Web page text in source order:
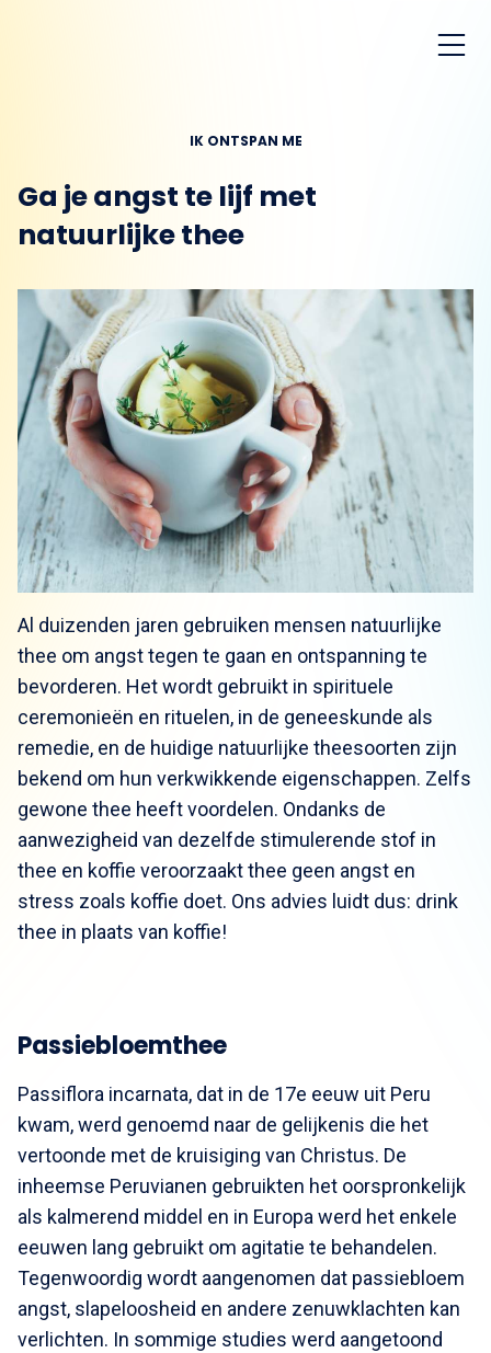
IK ONTSPAN ME
Ga je angst te lijf met
natuurlijke thee
Al duizenden jaren gebruiken mensen natuurlijke
thee om angst tegen te gaan en ontspanning te
bevorderen. Het wordt gebruikt in spirituele
ceremonieën en rituelen, in de geneeskunde als
remedie, en de huidige natuurlijke theesoorten zijn
bekend om hun verkwikkende eigenschappen. Zelfs
gewone thee heeft voordelen. Ondanks de
aanwezigheid van dezelfde stimulerende stof in
thee en koffie veroorzaakt thee geen angst en
stress zoals koffie doet. Ons advies luidt dus: drink
thee in plaats van koffie!
Passiebloemthee
Passiflora incarnata, dat in de 17e eeuw uit Peru
kwam, werd genoemd naar de gelijkenis die het
vertoonde met de kruisiging van Christus. De
inheemse Peruvianen gebruikten het oorspronkelijk
als kalmerend middel en in Europa werd het enkele
eeuwen lang gebruikt om agitatie te behandelen.
Tegenwoordig wordt aangenomen dat passiebloem
angst, slapeloosheid en andere zenuwklachten kan
verlichten. In sommige studies werd aangetoond